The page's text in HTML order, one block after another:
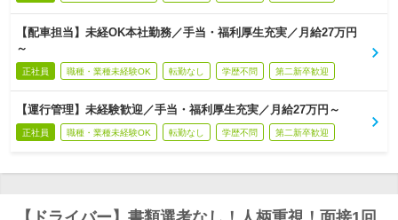
【配車担当】未経OK本社勤務／手当・福利厚生充実／月給27万円
～
正社員 職種・業種未経験OK 転勤なし 学歴不問 第二新卒歓迎
【運行管理】未経験歓迎／手当・福利厚生充実／月給27万円～
正社員 職種・業種未経験OK 転勤なし 学歴不問 第二新卒歓迎